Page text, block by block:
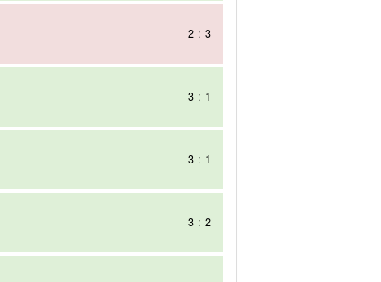
2 : 3
3 : 1
3 : 1
3 : 2